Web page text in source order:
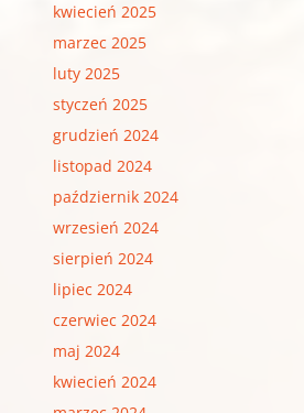
kwiecień 2025
marzec 2025
luty 2025
styczeń 2025
grudzień 2024
listopad 2024
październik 2024
wrzesień 2024
sierpień 2024
lipiec 2024
czerwiec 2024
maj 2024
kwiecień 2024